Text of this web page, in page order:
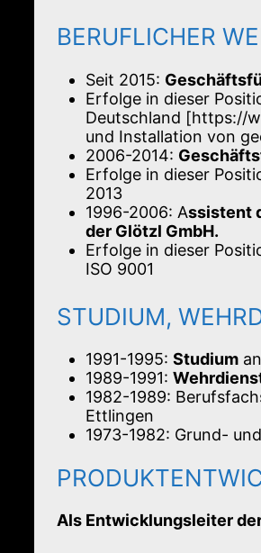
BERUFLICHER
Seit 2015:
Erfolge in dieser
Deutschland [https://
und Installation von
2006-2014:
Erfolge in dieser
2013
1996-2006: Assistent
der Glötzl GmbH.
Erfolge in dieser
ISO 9001
STUDIUM,
1991-1995:Studium
1989-1991:
1982-1989:
Ettlingen
1973-1982: Grund-
Als Entwicklungsleiter